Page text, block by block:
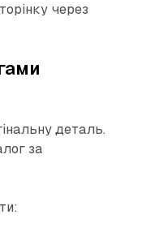
через
деталь.
за